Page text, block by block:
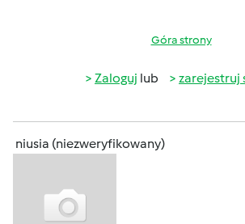
Góra strony
Zaloguj lub zarejestruj
niusia (niezweryfikowany)